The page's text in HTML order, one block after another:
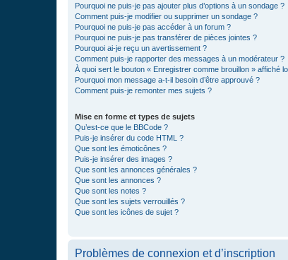
Pourquoi ne puis-je pas ajouter plus d’options à un sondage ?
Comment puis-je modifier ou supprimer un sondage ?
Pourquoi ne puis-je pas accéder à un forum ?
Pourquoi ne puis-je pas transférer de pièces jointes ?
Pourquoi ai-je reçu un avertissement ?
Comment puis-je rapporter des messages à un modérateur ?
À quoi sert le bouton « Enregistrer comme brouillon » affiché
Pourquoi mon message a-t-il besoin d’être approuvé ?
Comment puis-je remonter mes sujets ?
Mise en forme et types de sujets
Qu’est-ce que le BBCode ?
Puis-je insérer du code HTML ?
Que sont les émoticônes ?
Puis-je insérer des images ?
Que sont les annonces générales ?
Que sont les annonces ?
Que sont les notes ?
Que sont les sujets verrouillés ?
Que sont les icônes de sujet ?
Problèmes de connexion et d’inscription